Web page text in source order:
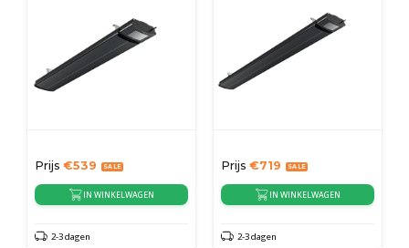
Prijs €539
IN WINKELWAGEN
2-3 dagen
Prijs €719
IN WINKELWAGEN
2-3 dagen